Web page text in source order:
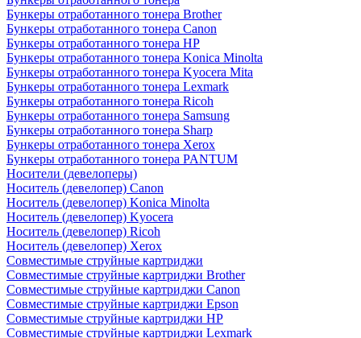
Бункеры отработанного тонера Brother
Бункеры отработанного тонера Canon
Бункеры отработанного тонера HP
Бункеры отработанного тонера Konica Minolta
Бункеры отработанного тонера Kyocera Mita
Бункеры отработанного тонера Lexmark
Бункеры отработанного тонера Ricoh
Бункеры отработанного тонера Samsung
Бункеры отработанного тонера Sharp
Бункеры отработанного тонера Xerox
Бункеры отработанного тонера PANTUM
Носители (девелоперы)
Носитель (девелопер) Canon
Носитель (девелопер) Konica Minolta
Носитель (девелопер) Kyocera
Носитель (девелопер) Ricoh
Носитель (девелопер) Xerox
Совместимые струйные картриджи
Совместимые струйные картриджи Brother
Совместимые струйные картриджи Canon
Совместимые струйные картриджи Epson
Совместимые струйные картриджи HP
Совместимые струйные картриджи Lexmark